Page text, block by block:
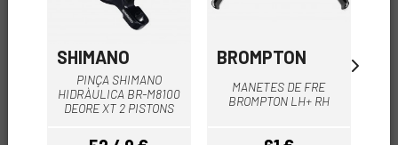
SHIMANO
PINÇA SHIMANO
HIDRÀULICA BR-M8100
DEORE XT 2 PISTONS
BROMPTON
MANETES DE FRE
BROMPTON LH+ RH